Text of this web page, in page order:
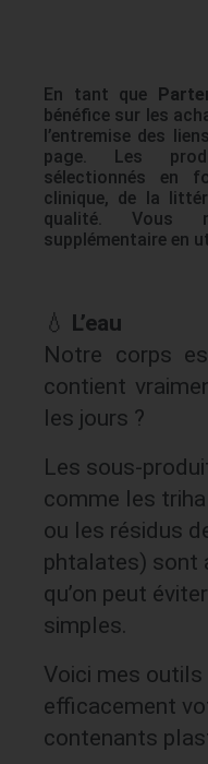
En tant que
bénéfice sur les
l’entremise des
page. Les
sélectionnés en
clinique, de la
qualité. Vous
supplémentaire en
💧 L’eau
Notre corps
contient
les jours ?
Les sous-
comme les
ou les résidus
phtalates) sont
qu’on peut
simples.
Voici mes
efficacement
contenants